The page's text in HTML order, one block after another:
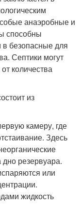
анаэробные и
способны
в безопасные для
Септики могут
количества
из
камеру, где
Здесь
резервуара.
или
жидкость